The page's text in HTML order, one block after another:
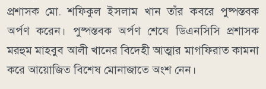
প্রশাসক মো. শফিকুল ইসলাম খান তাঁর কবরে পুষ্পস্তবক
অর্পণ করেন। পুষ্পস্তবক অর্পণ শেষে ডিএনসিসি প্রশাসক
মরহুম মাহবুব আলী খানের বিদেহী আত্মার মাগফিরাত কামনা
করে আয়োজিত বিশেষ মোনাজাতে অংশ নেন।